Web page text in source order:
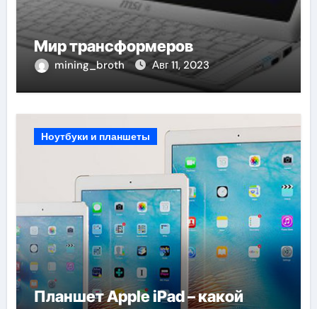
Мир трансформеров
mining_broth Авг 11, 2023
Ноутбуки и планшеты
Планшет Apple iPad – какой